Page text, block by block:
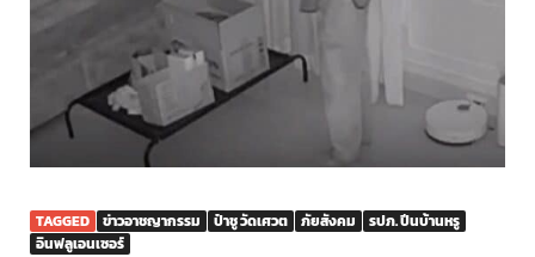
TAGGED ข่าวอาชญากรรม ป๋าชู วัดเศวต ภัยสังคม
รปภ. ปีนบ้านหรู
อินฟลูเอนเซอร์